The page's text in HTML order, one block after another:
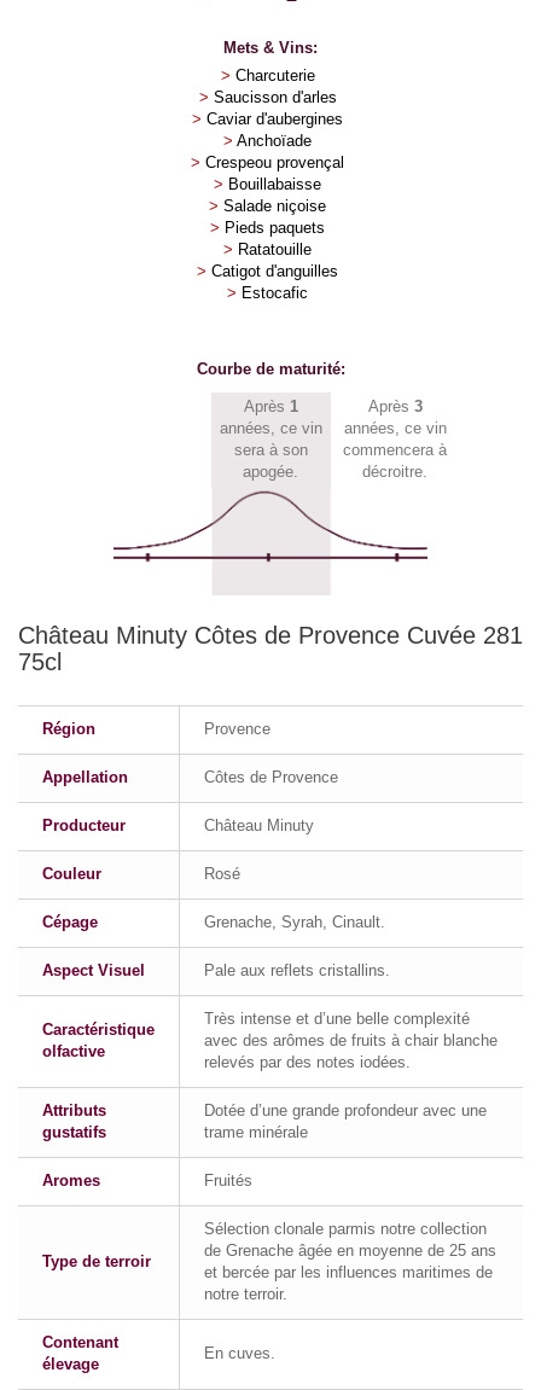
Mets & Vins:
> Charcuterie
> Saucisson d'arles
> Caviar d'aubergines
> Anchoïade
> Crespeou provençal
> Bouillabaisse
> Salade niçoise
> Pieds paquets
> Ratatouille
> Catigot d'anguilles
> Estocafic
Courbe de maturité:
Après 1
années, ce vin
sera à son
apogée.
Après 3
années, ce vin
commencera à
décroitre.
Château Minuty Côtes de Provence Cuvée 281
75cl
Région Provence
Appellation Côtes de Provence
Producteur Château Minuty
Couleur Rosé
Cépage Grenache, Syrah, Cinault.
Aspect Visuel Pale aux reflets cristallins.
Caractéristique
olfactive
Très intense et d’une belle complexité
avec des arômes de fruits à chair blanche
relevés par des notes iodées.
Attributs
gustatifs
Dotée d’une grande profondeur avec une
trame minérale
Aromes Fruités
Type de terroir
Sélection clonale parmis notre collection
de Grenache âgée en moyenne de 25 ans
et bercée par les influences maritimes de
notre terroir.
Contenant
élevage
En cuves.